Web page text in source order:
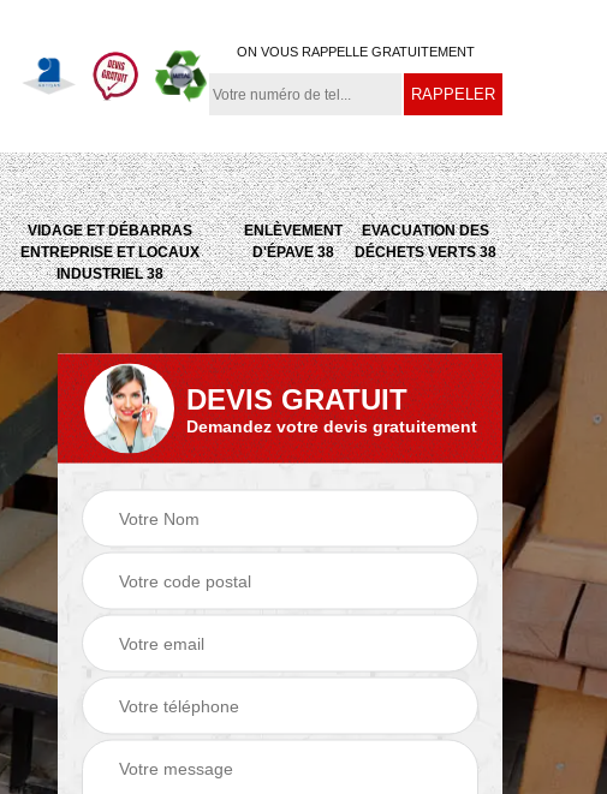
ON VOUS RAPPELLE GRATUITEMENT
VIDAGE ET DÉBARRAS
ENTREPRISE ET LOCAUX
INDUSTRIEL 38
ENLÈVEMENT
D'ÉPAVE 38
EVACUATION DES
DÉCHETS VERTS 38
de
38
Epaviste 38
Evacuation des
déchets verts 38
DEVIS GRATUIT
Demandez votre devis gratuitement